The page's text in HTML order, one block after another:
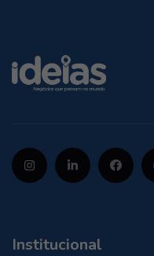
Institucional